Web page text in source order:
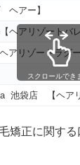
アー】
ヘアリゾートバ
アリゾートラグー
池袋店 【ヘア
スクロールでき
矯正に関す